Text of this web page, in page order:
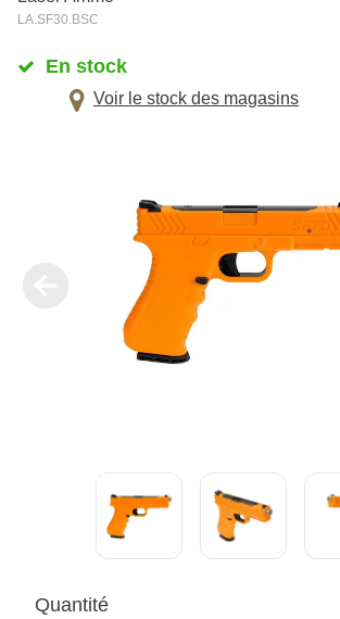
LA.SF30.BSC
En stock
Voir le stock des magasins
Quantité